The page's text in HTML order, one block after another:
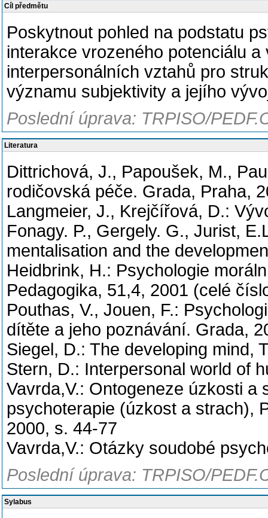
Cíl předmětu
Poskytnout pohled na podstatu
interakce vrozeného potenciálu
interpersonálních vztahů pro
významu subjektivity a jejího
Poslední úprava: TRPISO/
Literatura
Dittrichová, J., Papoušek, M.,
rodičovská péče. Grada, Praha,
Langmeier, J., Krejčířová, D.:
Fonagy. P., Gergely. G., Jurist,
mentalisation and the
Heidbrink, H.: Psychologie
Pedagogika, 51,4, 2001 (celé
Pouthas, V., Jouen, F.:
dítěte a jeho poznávání. Grada,
Siegel, D.: The developing mind,
Stern, D.: Interpersonal world of
Vavrda,V.: Ontogeneze úzkosti
psychoterapie (úzkost a strach),
2000, s. 44-77
Vavrda,V.: Otázky soudobé
Poslední úprava: TRPISO/
Sylabus